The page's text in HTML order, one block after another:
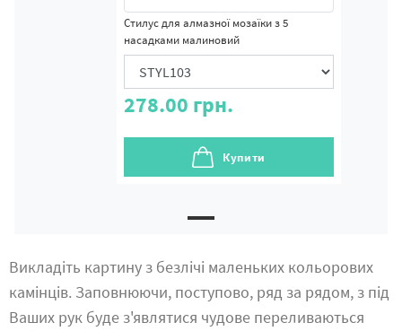
Стилус для алмазної мозаїки з 5
насадками малиновий
278.00 грн.
Купити
Викладіть картину з безлічі маленьких кольорових
камінців. Заповнюючи, поступово, ряд за рядом, з під
Ваших рук буде з'являтися чудове переливаються